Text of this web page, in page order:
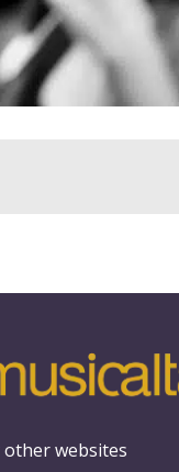
other websites